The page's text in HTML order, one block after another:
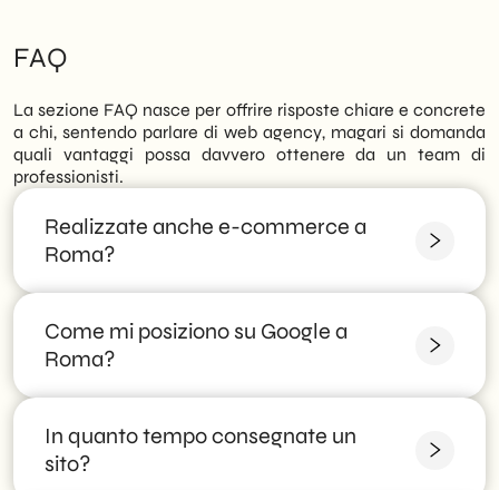
FAQ
La sezione FAQ nasce per offrire risposte chiare e concrete
a chi, sentendo parlare di web agency, magari si domanda
quali vantaggi possa davvero ottenere da un team di
professionisti.
Realizzate anche e-commerce a
Roma?
Sì, sviluppiamo e-commerce su misura ottimizzati
per velocità, usabilità e conversioni.
Come mi posiziono su Google a
Roma?
Con una strategia SEO locale: ottimizzazione
tecnica, contenuti mirati sulle ricerche del territorio
e scheda Google Business Profile.
In quanto tempo consegnate un
sito?